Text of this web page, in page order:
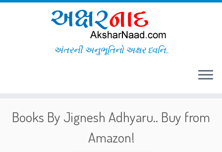
અંતરની અનુભૂતિનો અક્ષર ધ્વનિ..
Books By Jignesh Adhyaru.. Buy from
Amazon!